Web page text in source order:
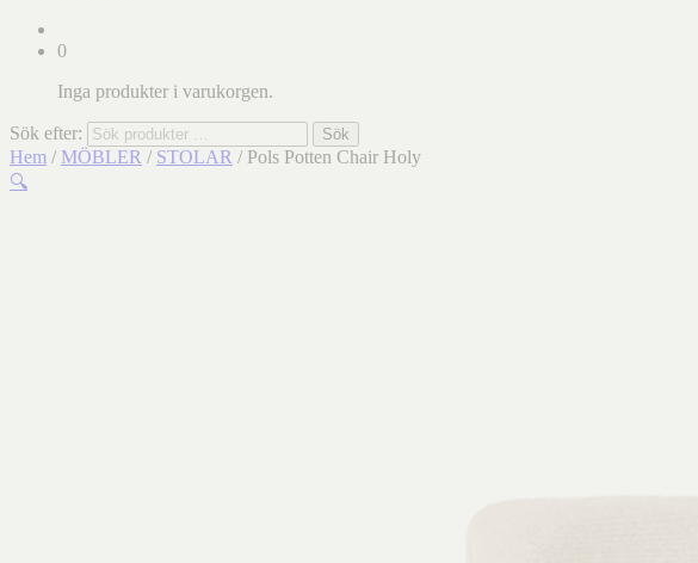
0
Inga produkter i varukorgen.
Sök efter: Sök
Hem / MÖBLER / STOLAR / Pols Potten Chair Holy
🔍